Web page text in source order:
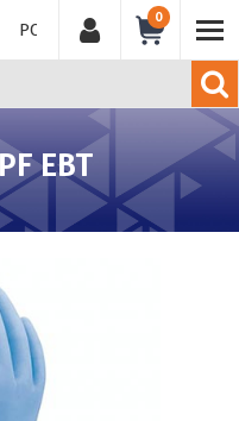
PORTUGUÊS
0
EBT